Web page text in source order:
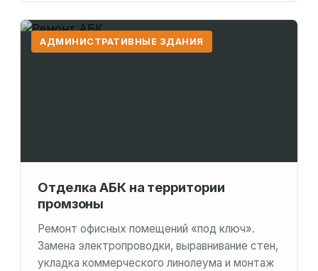
АДМИНИСТРАТИВНЫЕ ЗДАНИЯ
Отделка АБК на территории
промзоны
Ремонт офисных помещений «под ключ».
Замена электропроводки, выравнивание стен,
укладка коммерческого линолеума и монтаж